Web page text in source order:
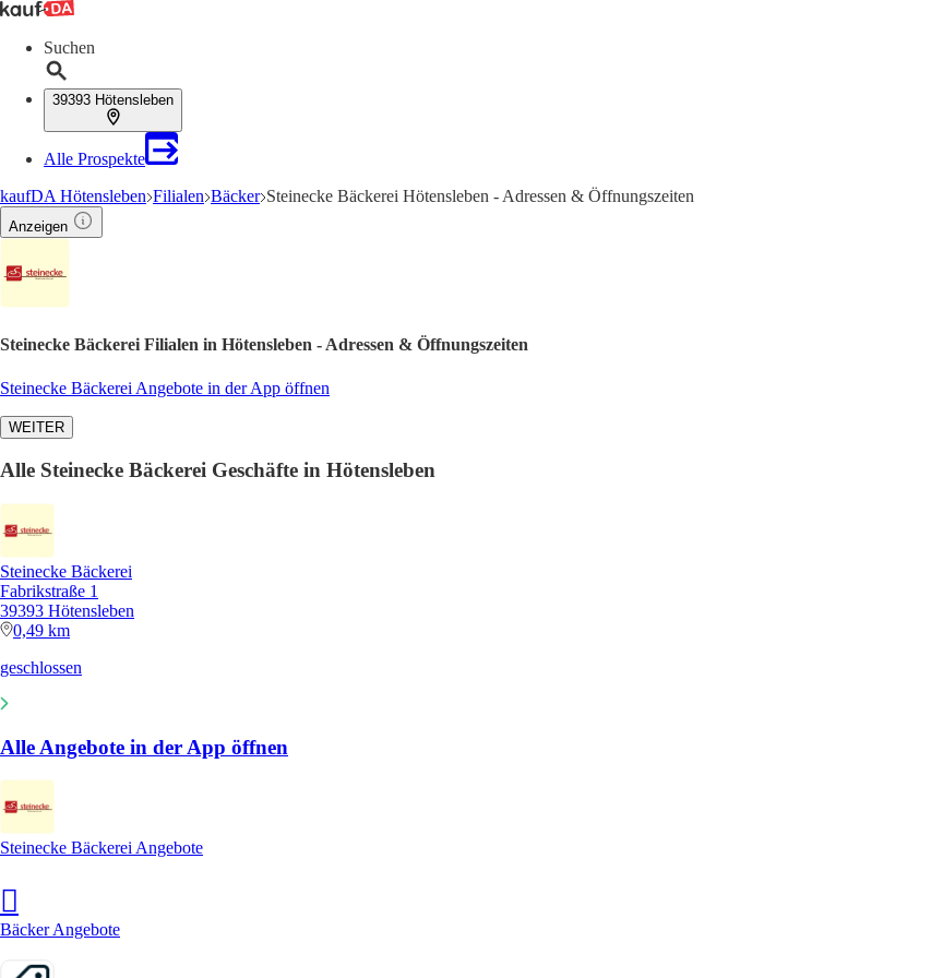
Suchen
39393 Hötensleben
Alle Prospekte
kaufDA Hötensleben Filialen Bäcker Steinecke Bäckerei Hötensleben - Adressen & Öffnungszeiten
Anzeigen
Steinecke Bäckerei Filialen in Hötensleben - Adressen & Öffnungszeiten
Steinecke Bäckerei Angebote in der App öffnen
WEITER
Alle Steinecke Bäckerei Geschäfte in Hötensleben
Steinecke Bäckerei
Fabrikstraße 1
39393 Hötensleben
0,49 km
geschlossen
Alle Angebote in der App öffnen
Steinecke Bäckerei Angebote
Bäcker Angebote